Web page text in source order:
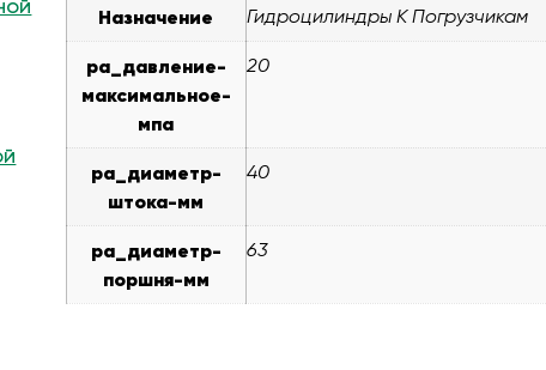
Назначение Гидроцилиндры К Погрузчикам
pa_давление-
максимальное-
мпа
20
pa_диаметр-
штока-мм
40
pa_диаметр-
поршня-мм
63